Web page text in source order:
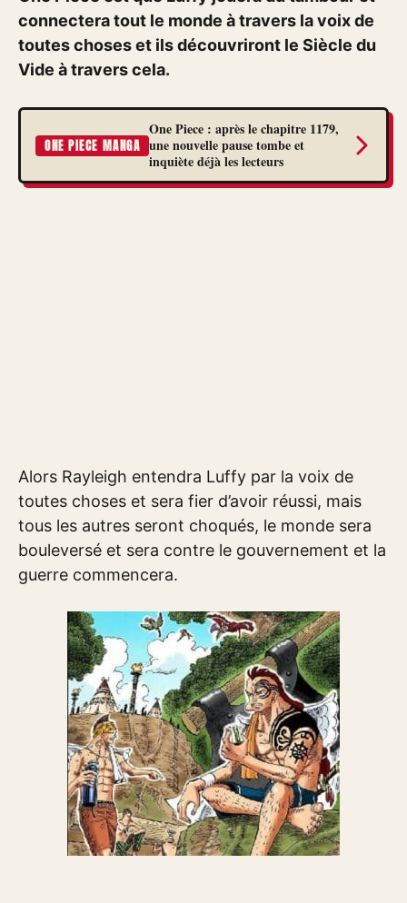
connectera tout le monde à travers la voix de
toutes choses et ils découvriront le Siècle du
Vide à travers cela.
ONE PIECE MANGA
One Piece : après le chapitre 1179,
une nouvelle pause tombe et
inquiète déjà les lecteurs
Alors Rayleigh entendra Luffy par la voix de
toutes choses et sera fier d’avoir réussi, mais
tous les autres seront choqués, le monde sera
bouleversé et sera contre le gouvernement et la
guerre commencera.